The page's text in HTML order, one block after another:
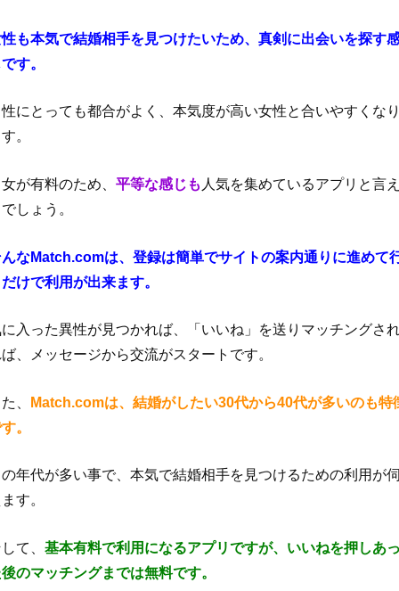
も本気で結婚相手を見つけたいため、真剣に出会いを探す
す。
にとっても都合がよく、本気度が高い女性と合いやすくなり
。
が有料のため、 平等な感じも 人気を集めているアプリと言え
しょう。
なMatch.comは、登録は簡単でサイトの案内通りに進めて
けで利用が出来ます。
入った異性が見つかれば、「いいね」を送りマッチングさ
、メッセージから交流がスタートです。
、
Match.comは、結婚がしたい30代から40代が多いのも特
。
年代が多い事で、本気で結婚相手を見つけるための利用が伺
す。
て、 基本有料で利用になるアプリですが、いいねを押しあっ
のマッチングまでは無料です。